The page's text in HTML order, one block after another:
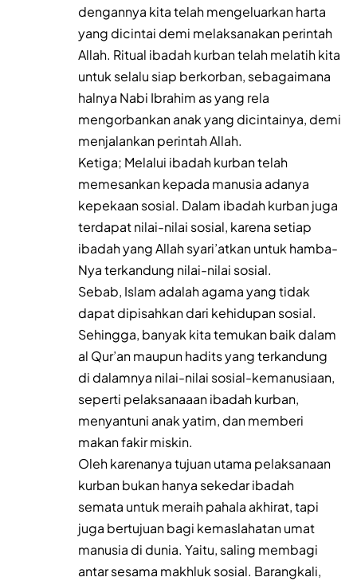
dengannya kita telah mengeluarkan harta
yang dicintai demi melaksanakan perintah
Allah. Ritual ibadah kurban telah melatih kita
untuk selalu siap berkorban, sebagaimana
halnya Nabi Ibrahim as yang rela
mengorbankan anak yang dicintainya, demi
menjalankan perintah Allah.
Ketiga; Melalui ibadah kurban telah
memesankan kepada manusia adanya
kepekaan sosial. Dalam ibadah kurban juga
terdapat nilai-nilai sosial, karena setiap
ibadah yang Allah syari’atkan untuk hamba-
Nya terkandung nilai-nilai sosial.
Sebab, Islam adalah agama yang tidak
dapat dipisahkan dari kehidupan sosial.
Sehingga, banyak kita temukan baik dalam
al Qur’an maupun hadits yang terkandung
di dalamnya nilai-nilai sosial-kemanusiaan,
seperti pelaksanaaan ibadah kurban,
menyantuni anak yatim, dan memberi
makan fakir miskin.
Oleh karenanya tujuan utama pelaksanaan
kurban bukan hanya sekedar ibadah
semata untuk meraih pahala akhirat, tapi
juga bertujuan bagi kemaslahatan umat
manusia di dunia. Yaitu, saling membagi
antar sesama makhluk sosial. Barangkali,